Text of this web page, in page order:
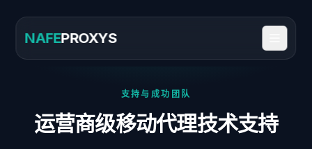
NAFEPROXYS
支持与成功团队
运营商级移动代理技术支持